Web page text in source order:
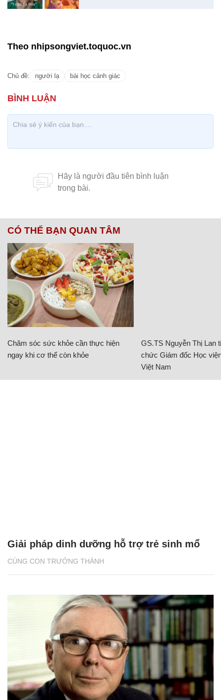
Theo nhipsongviet.toquoc.vn
Chủ đề: người lạ bài học cảnh giác
CÓ THỂ BẠN QUAN TÂM
Chăm sóc sức khỏe cần thực hiện
ngay khi cơ thể còn khỏe
GS.TS Nguyễn Thị Lan
chức Giám đốc Học
Việt Nam
CÙNG CON TRƯỞNG THÀNH
Giải pháp dinh dưỡng hỗ trợ trẻ sinh mổ